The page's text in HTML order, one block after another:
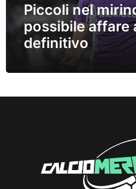
Piccoli nel
possibile affare
definitivo